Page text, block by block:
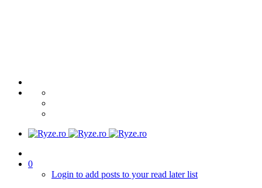
0
Login to add posts to your read later list